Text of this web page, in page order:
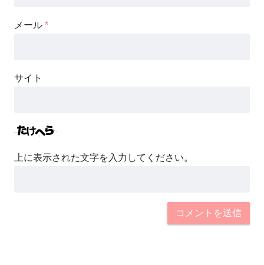
メール *
サイト
上に表示された文字を入力してください。